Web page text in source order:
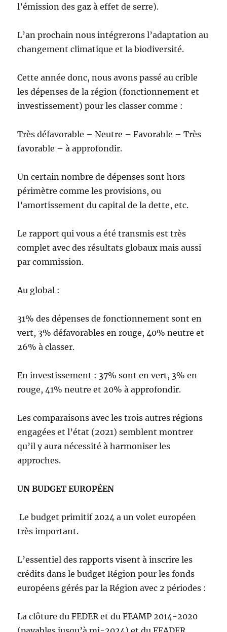
l’émission des gaz à effet de serre).
L’an prochain nous intégrerons l’adaptation au
changement climatique et la biodiversité.
Cette année donc, nous avons passé au crible
les dépenses de la région (fonctionnement et
investissement) pour les classer comme :
Très défavorable – Neutre – Favorable – Très
favorable – à approfondir.
Un certain nombre de dépenses sont hors
périmètre comme les provisions, ou
l’amortissement du capital de la dette, etc.
Le rapport qui vous a été transmis est très
complet avec des résultats globaux mais aussi
par commission.
Au global :
31% des dépenses de fonctionnement sont en
vert, 3% défavorables en rouge, 40% neutre et
26% à classer.
En investissement : 37% sont en vert, 3% en
rouge, 41% neutre et 20% à approfondir.
Les comparaisons avec les trois autres régions
engagées et l’état (2021) semblent montrer
qu’il y aura nécessité à harmoniser les
approches.
UN BUDGET EUROPÉEN
Le budget primitif 2024 a un volet européen
très important.
L’essentiel des rapports visent à inscrire les
crédits dans le budget Région pour les fonds
européens gérés par la Région avec 2 périodes :
La clôture du FEDER et du FEAMP 2014-2020